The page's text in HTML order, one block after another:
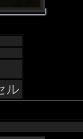
ル